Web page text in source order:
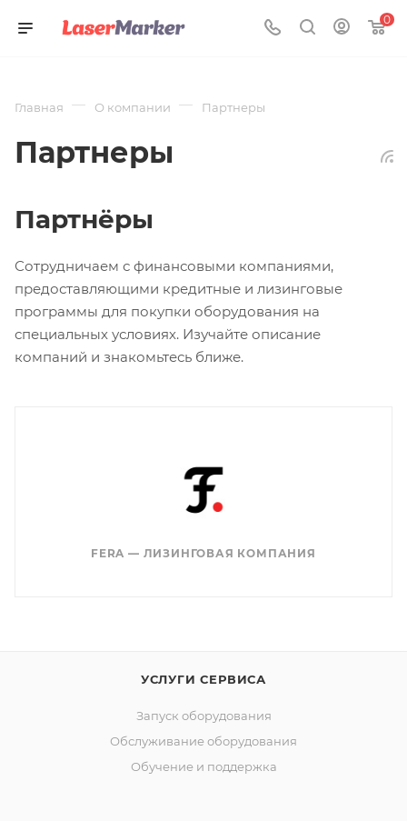
0
Партнеры
Главная — О компании — Партнеры
Партнёры
Сотрудничаем с финансовыми компаниями,
предоставляющими кредитные и лизинговые
программы для покупки оборудования на
специальных условиях. Изучайте описание
компаний и знакомьтесь ближе.
FERA — ЛИЗИНГОВАЯ КОМПАНИЯ
УСЛУГИ СЕРВИСА
Запуск оборудования
Обслуживание оборудования
Обучение и поддержка